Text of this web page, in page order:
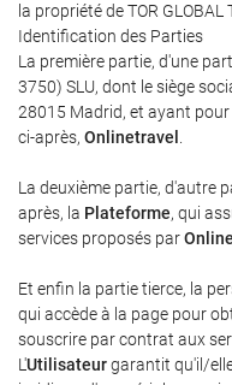
la propriété de TOR GLOBAL
Identification des Parties
La première partie, d'une
3750) SLU, dont le siège
28015 Madrid, et ayant pour
ci-après, Onlinetravel
La deuxième partie, d'autre
après, la Plateforme, qui
services proposés par
Et enfin la partie tierce, la
qui accède à la page pour
souscrire par contrat aux
L'Utilisateurgarantit qu'il/